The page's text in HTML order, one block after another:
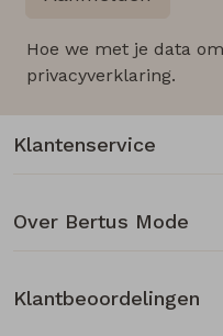
Hoe we met je data
privacyverklaring.
Klantenservice
Over Bertus Mode
Klantbeoordelingen